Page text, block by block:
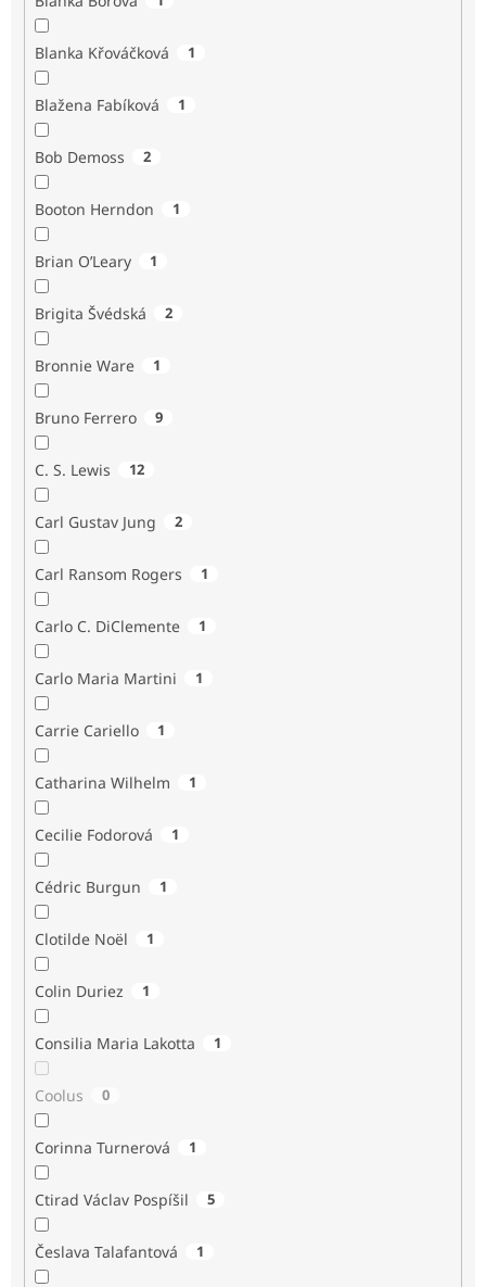
Blanka Křováčková 1
Blažena Fabíková 1
Bob Demoss 2
Booton Herndon 1
Brian O’Leary 1
Brigita Švédská 2
Bronnie Ware 1
Bruno Ferrero 9
C. S. Lewis 12
Carl Gustav Jung 2
Carl Ransom Rogers 1
Carlo C. DiClemente 1
Carlo Maria Martini 1
Carrie Cariello 1
Catharina Wilhelm 1
Cecilie Fodorová 1
Cédric Burgun 1
Clotilde Noël 1
Colin Duriez 1
Consilia Maria Lakotta 1
Coolus 0
Corinna Turnerová 1
Ctirad Václav Pospíšil 5
Česlava Talafantová 1